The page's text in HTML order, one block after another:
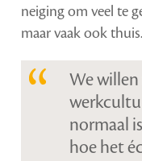
neiging om veel te
maar vaak ook
We
normaal
hoe het